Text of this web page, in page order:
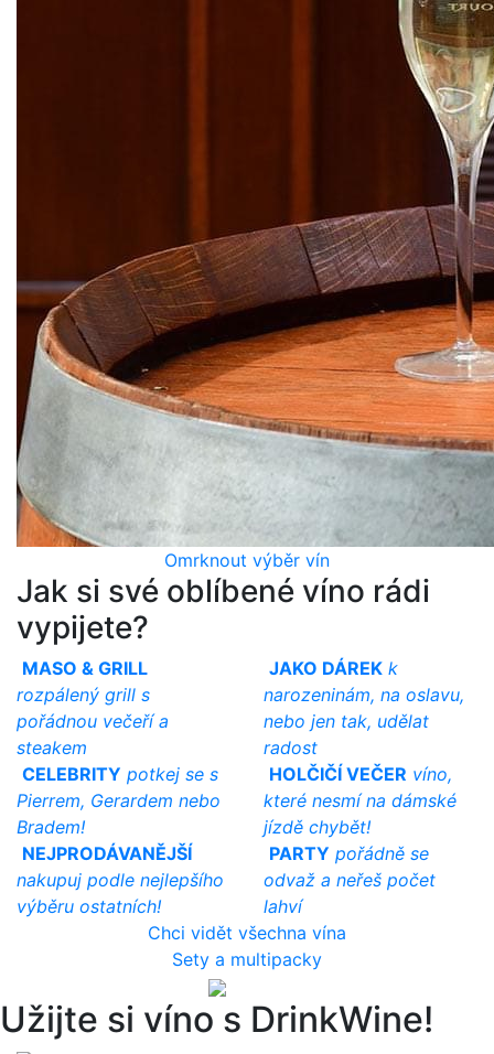
Omrknout výběr vín
Jak si své oblíbené víno rádi
vypijete?
MASO & GRILL
rozpálený grill s
pořádnou večeří a
steakem
JAKO DÁREK k
narozeninám, na oslavu,
nebo jen tak, udělat
radost
CELEBRITY potkej se s
Pierrem, Gerardem nebo
Bradem!
HOLČIČÍ VEČER víno,
které nesmí na dámské
jízdě chybět!
NEJPRODÁVANĚJŠÍ
nakupuj podle nejlepšího
výběru ostatních!
PARTY pořádně se
odvaž a neřeš počet
lahví
Chci vidět všechna vína
Sety a multipacky
Užijte si víno s DrinkWine!